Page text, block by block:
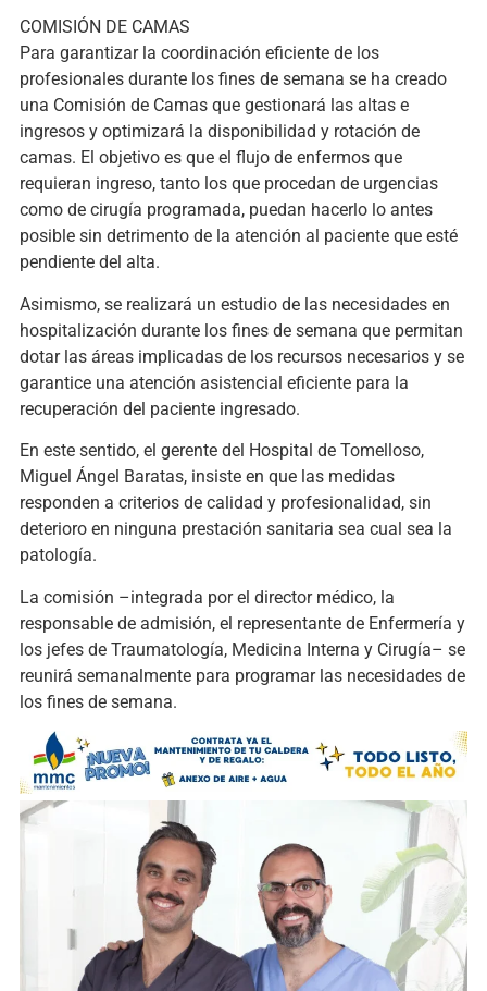
COMISIÓN DE CAMAS
Para garantizar la coordinación eficiente de los
profesionales durante los fines de semana se ha creado
una Comisión de Camas que gestionará las altas e
ingresos y optimizará la disponibilidad y rotación de
camas. El objetivo es que el flujo de enfermos que
requieran ingreso, tanto los que procedan de urgencias
como de cirugía programada, puedan hacerlo lo antes
posible sin detrimento de la atención al paciente que esté
pendiente del alta.
Asimismo, se realizará un estudio de las necesidades en
hospitalización durante los fines de semana que permitan
dotar las áreas implicadas de los recursos necesarios y se
garantice una atención asistencial eficiente para la
recuperación del paciente ingresado.
En este sentido, el gerente del Hospital de Tomelloso,
Miguel Ángel Baratas, insiste en que las medidas
responden a criterios de calidad y profesionalidad, sin
deterioro en ninguna prestación sanitaria sea cual sea la
patología.
La comisión –integrada por el director médico, la
responsable de admisión, el representante de Enfermería y
los jefes de Traumatología, Medicina Interna y Cirugía– se
reunirá semanalmente para programar las necesidades de
los fines de semana.